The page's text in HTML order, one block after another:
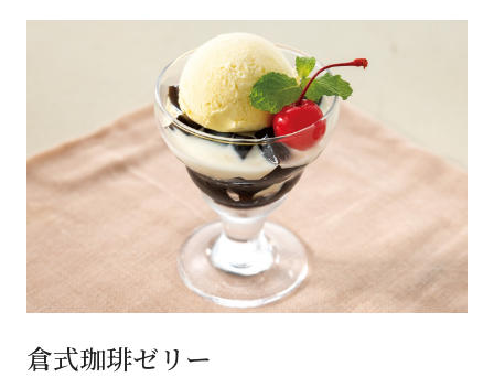
倉式珈琲ゼリー